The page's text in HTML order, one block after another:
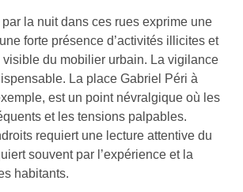
la nuit dans ces rues exprime une
forte présence d’activités illicites et
visible du mobilier urbain. La vigilance
La place Gabriel Péri à
est un point névralgique où les
et les tensions palpables.
requiert une lecture attentive du
souvent par l’expérience et la
habitants.